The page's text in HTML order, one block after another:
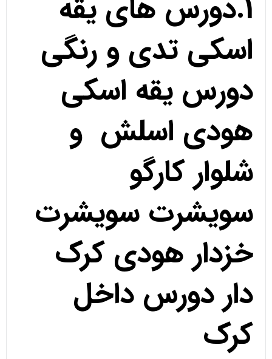
1.دورس های یقه
اسکی تدی و رنگی
دورس یقه اسکی
هودی اسلش و
شلوار کارگو
سویشرت سویشرت
خزدار هودی کرک
دار دورس داخل
کرک